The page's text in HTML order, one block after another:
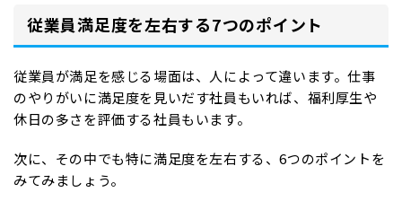
従業員満足度を左右する7つのポイント
従業員が満足を感じる場面は、人によって違います。仕事
のやりがいに満足度を見いだす社員もいれば、福利厚生や
休日の多さを評価する社員もいます。
次に、その中でも特に満足度を左右する、6つのポイントを
みてみましょう。